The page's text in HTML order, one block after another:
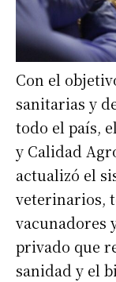
Con el
sanitarias y
todo el país,
y Calidad
actualizó el
veterinarios,
vacunadores
privado que
sanidad y el